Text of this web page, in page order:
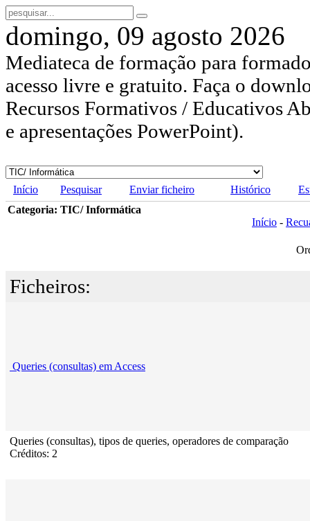
domingo, 09 agosto 2026
Mediateca de formação para
acesso livre e gratuito. Faça o
Recursos Formativos / Educativos
e apresentações PowerPoint).
Início Pesquisar Enviar ficheiro Histórico
Categoria: TIC/ Informática
Início -
Ficheiros:
Queries (consultas) em Access
Queries (consultas), tipos de queries, operadores de comparação
Créditos: 2